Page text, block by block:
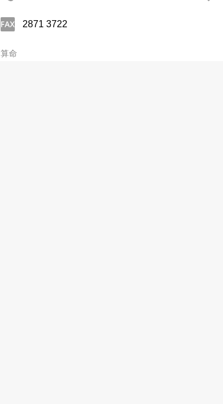
2871 3722
算命